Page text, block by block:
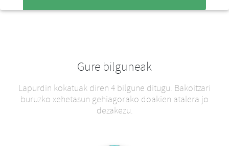
Gure bilguneak
Lapurdin kokatuak diren 4 bilgune ditugu. Bakoitzari
buruzko xehetasun gehiagorako doakien atalera jo
dezakezu.